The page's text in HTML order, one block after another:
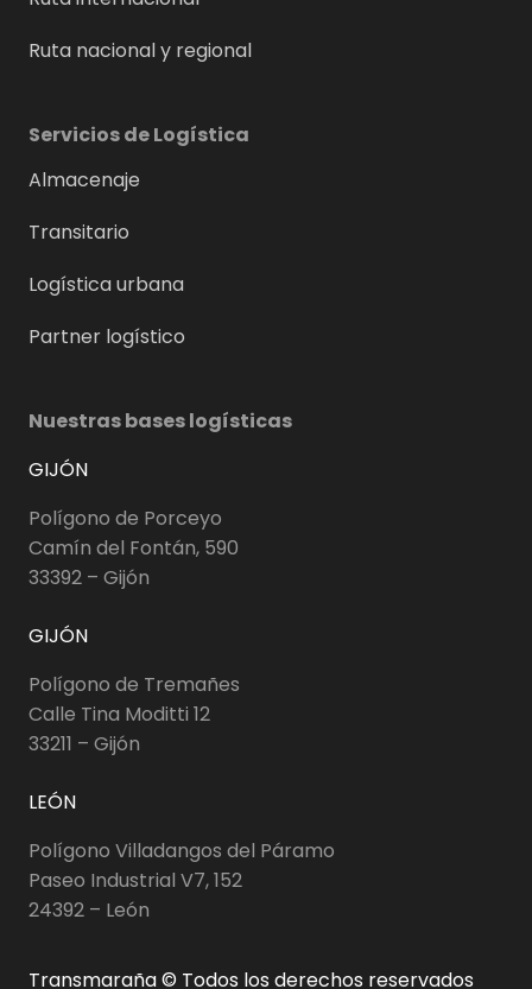
Ruta nacional y regional
Servicios de Logística
Almacenaje
Transitario
Logística urbana
Partner logístico
Nuestras bases logísticas
GIJÓN
Polígono de Porceyo
Camín del Fontán, 590
33392 – Gijón
GIJÓN
Polígono de Tremañes
Calle Tina Moditti 12
33211 – Gijón
LEÓN
Polígono Villadangos del Páramo
Paseo Industrial V7, 152
24392 – León
Transmaraña © Todos los derechos reservados